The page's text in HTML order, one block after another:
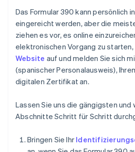
Das Formular 390 kann persönlich
eingereicht werden, aber die
ziehen es vor, es online
elektronischen Vorgang zu starten,
Website auf und melden Sie sich
(spanischer Personalausweis),
digitalen Zertifikat an.
Lassen Sie uns die gängigsten
Abschnitte Schritt für Schritt
Bringen Sie Ihr